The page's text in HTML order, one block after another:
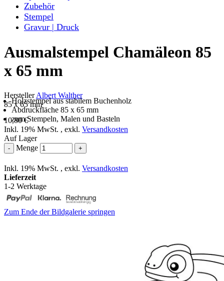
Zubehör
Stempel
Gravur | Druck
Ausmalstempel Chamäleon 85
x 65 mm
HerstellerAlbert Walther
85 x 65 mm
Holzstempel aus stabilem Buchenholz
Abdruckfläche 85 x 65 mm
zum Stempeln, Malen und Basteln
10,80 €
Inkl. 19% MwSt. , exkl. Versandkosten
Auf Lager
- Menge +
Inkl. 19% MwSt. , exkl. Versandkosten
Lieferzeit
1-2 Werktage
Zum Ende der Bildgalerie springen